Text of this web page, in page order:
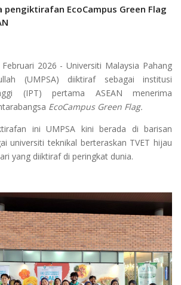
pengiktirafan EcoCampus Green Flag
2026 - Universiti Malaysia Pahang
(UMPSA) diiktiraf sebagai institusi
(IPT) pertama ASEAN menerima
EcoCampus Green Flag.
ini UMPSA kini berada di barisan
universiti teknikal berteraskan TVET hijau
yang diiktiraf di peringkat dunia.